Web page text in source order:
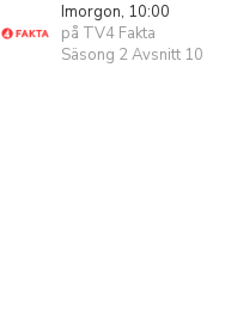
Imorgon, 10:00
på TV4 Fakta
Säsong 2 Avsnitt 10